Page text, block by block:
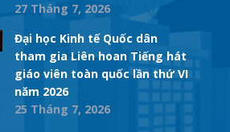
27 Tháng 7, 2026
Đại học Kinh tế Quốc dân
tham gia Liên hoan Tiếng hát
giáo viên toàn quốc lần thứ VI
năm 2026
25 Tháng 7, 2026